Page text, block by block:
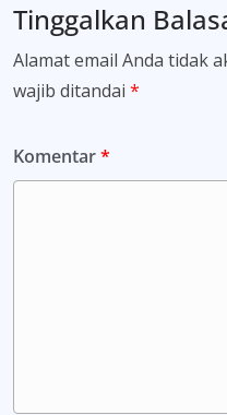
Tinggalkan
Alamat email Anda tidak
wajib ditandai *
Komentar*